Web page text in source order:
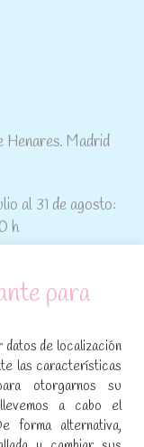
Madrid
al 31 de agosto:
h
para
de localización
las características
otorgarnos su
a cabo el
forma alternativa,